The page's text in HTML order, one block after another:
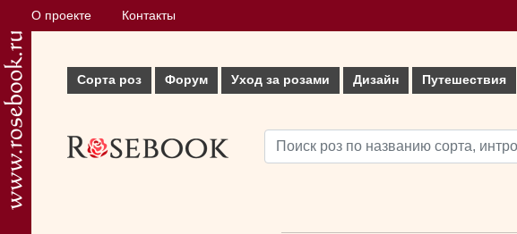
О проекте Контакты
Сорта роз Форум Уход за розами Дизайн Путешествия